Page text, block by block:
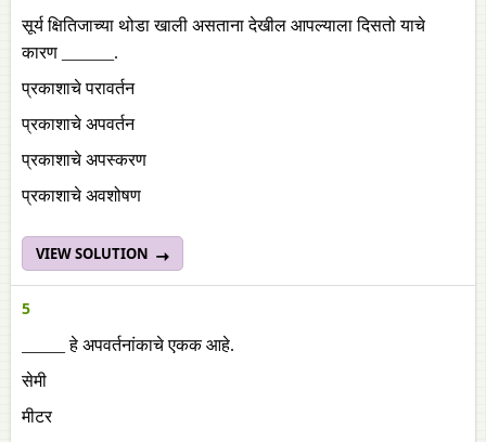
सूर्य क्षितिजाच्या थोडा खाली असताना देखील आपल्याला दिसतो याचे
कारण ______.
प्रकाशाचे परावर्तन
प्रकाशाचे अपवर्तन
प्रकाशाचे अपस्करण
प्रकाशाचे अवशोषण
VIEW SOLUTION
5
_____ हे अपवर्तनांकाचे एकक आहे.
सेमी
मीटर